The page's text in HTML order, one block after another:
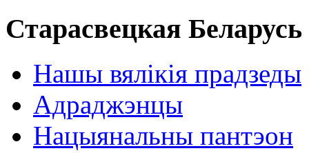
Старасвецкая Беларусь
Нашы вялікія прадзеды
Адраджэнцы
Нацыянальны пантэон